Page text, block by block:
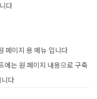
다
페이지 용 메뉴 입니다
에는 원 페이지 내용으로 구축
다